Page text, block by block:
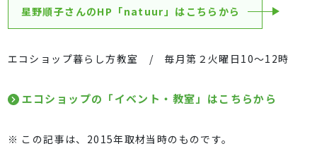
星野順子さんのHP「natuur」はこちらから
エコショップ暮らし方教室 / 毎月第２火曜日10～12時
エコショップの「イベント・教室」はこちらから
※ この記事は、2015年取材当時のものです。